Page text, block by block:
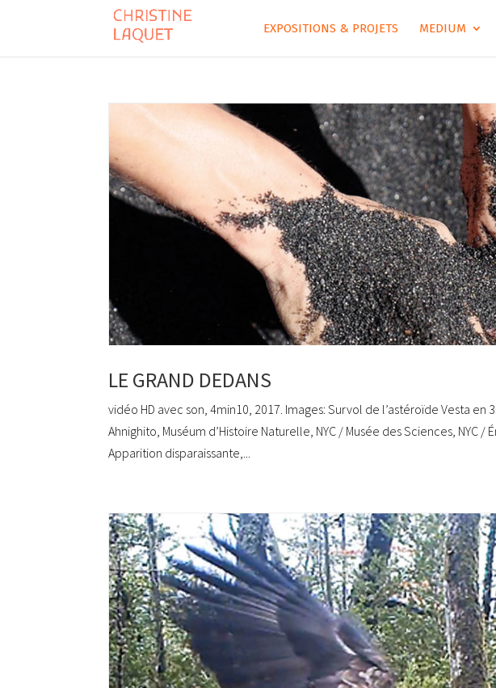
EXPOSITIONS & PROJETS MEDIUM
LE GRAND DEDANS
vidéo HD avec son, 4min10, 2017. Images: Survol de l’astéroïde Vesta
Ahnighito, Muséum d’Histoire Naturelle, NYC / Musée des Sciences, NYC
Apparition disparaissante,...